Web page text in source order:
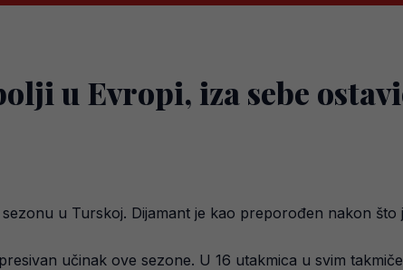
u Evropi, iza sebe
u Turskoj. Dijamant je kao preporođen nakon
učinak ove sezone. U 16 utakmica u svim